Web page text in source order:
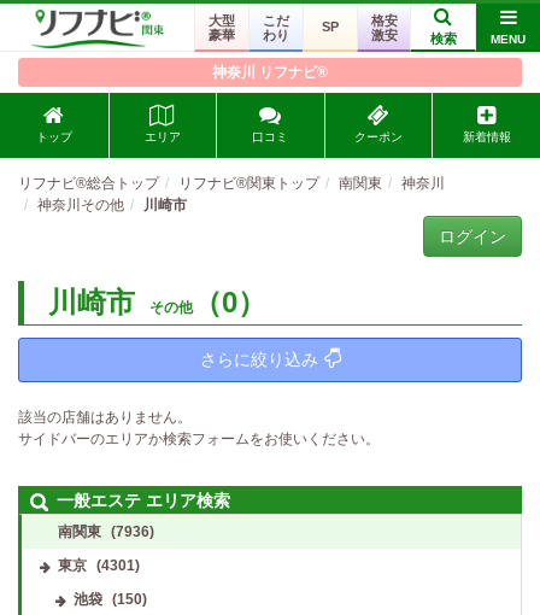
大型
豪華
こだ
わり
SP
格安
激安
検索 MENU
神奈川 リフナビ®
トップ エリア 口コミ クーポン 新着情報
リフナビ®総合トップ リフナビ®関東トップ 南関東
神奈川
神奈川その他
川崎市
ログイン
川崎市 その他（0）
さらに絞り込み
該当の店舗はありません。
サイドバーのエリアか検索フォームをお使いください。
一般エステ エリア検索
南関東 (7936)
東京 (4301)
池袋
(150)